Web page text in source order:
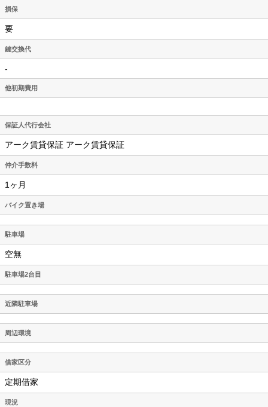
損保
要
鍵交換代
-
他初期費用
保証人代行会社
アーク賃貸保証 アーク賃貸保証
仲介手数料
1ヶ月
バイク置き場
駐車場
空無
駐車場2台目
近隣駐車場
周辺環境
借家区分
定期借家
現況